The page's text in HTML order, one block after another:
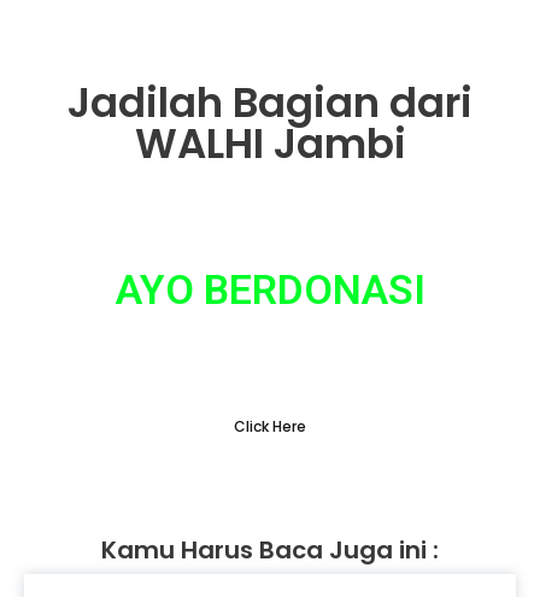
Jadilah Bagian dari
WALHI Jambi
AYO BERDONASI
Click Here
Kamu Harus Baca Juga ini :